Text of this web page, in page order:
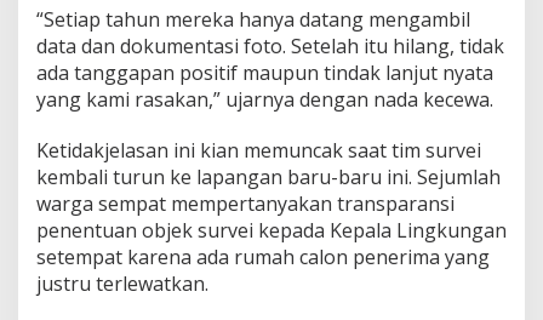
a
n
s
p
a
a
n
s
i
B
a
t
“Setiap tahun mereka hanya datang mengambil
data dan dokumentasi foto. Setelah itu hilang, tidak
ada tanggapan positif maupun tindak lanjut nyata
yang kami rasakan,” ujarnya dengan nada kecewa.
Ketidakjelasan ini kian memuncak saat tim survei
kembali turun ke lapangan baru-baru ini. Sejumlah
warga sempat mempertanyakan transparansi
penentuan objek survei kepada Kepala Lingkungan
setempat karena ada rumah calon penerima yang
justru terlewatkan.